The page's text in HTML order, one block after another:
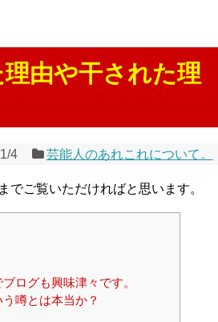
由や干された理
4 芸能人のあれこれについて。
ご覧いただければと思います。
ログも興味津々です。
噂とは本当か？